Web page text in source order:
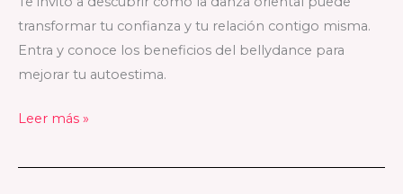
transformar tu confianza y tu relación contigo misma.
Entra y conoce los beneficios del bellydance para
mejorar tu autoestima.
tu
relación
contigo
misma
Leer más »